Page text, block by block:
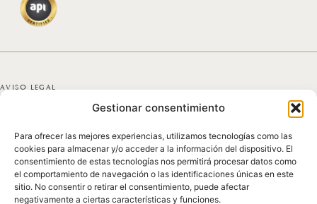
Gestionar consentimiento
Para ofrecer las mejores experiencias, utilizamos tecnologías como las
cookies para almacenar y/o acceder a la información del dispositivo. El
consentimiento de estas tecnologías nos permitirá procesar datos como
el comportamiento de navegación o las identificaciones únicas en este
sitio. No consentir o retirar el consentimiento, puede afectar
negativamente a ciertas características y funciones.
AVISO LEGAL
POLÍTICA DE COOKIES
DECLARACIÓN DE ACCESIBILIDAD
MAPA DEL SITIO